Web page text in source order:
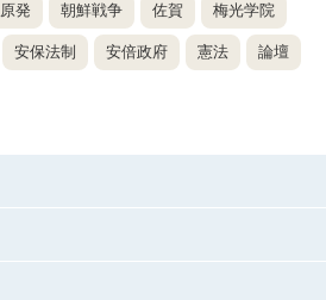
原発 朝鮮戦争 佐賀 梅光学院
安保法制 安倍政府 憲法 論壇